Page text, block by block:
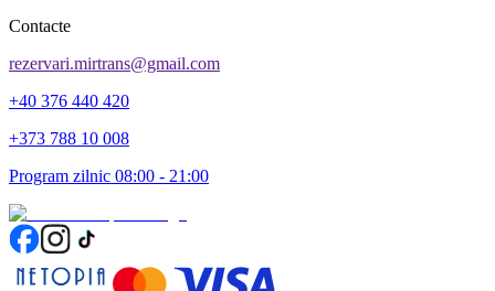
Contacte
rezervari.mirtrans@gmail.com
+40 376 440 420
+373 788 10 008
Program zilnic 08:00 - 21:00